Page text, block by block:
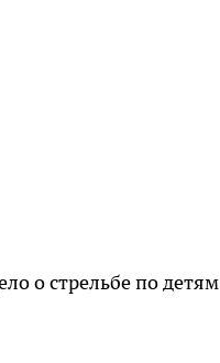
о стрельбе по детям